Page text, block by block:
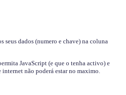
seus dados (numero e chave) na coluna
JavaScript (e que o tenha activo) e
não poderá estar no maximo.